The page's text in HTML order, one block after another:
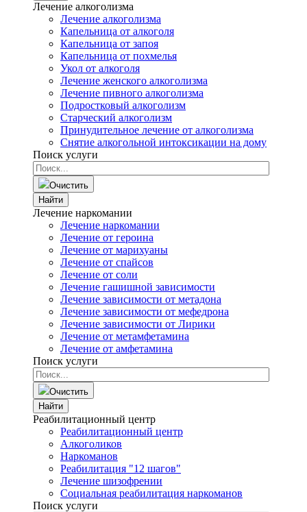
Лечение алкоголизма
Лечение алкоголизма
Капельница от алкоголя
Капельница от запоя
Капельница от похмелья
Укол от алкоголя
Лечение женского алкоголизма
Лечение пивного алкоголизма
Подростковый алкоголизм
Старческий алкоголизм
Принудительное лечение от алкоголизма
Снятие алкогольной интоксикации на дому
Поиск услуги
Очистить
Найти
Лечение наркомании
Лечение наркомании
Лечение от героина
Лечение от марихуаны
Лечение от спайсов
Лечение от соли
Лечение гашишной зависимости
Лечение зависимости от метадона
Лечение зависимости от мефедрона
Лечение зависимости от Лирики
Лечение от метамфетамина
Лечение от амфетамина
Поиск услуги
Очистить
Найти
Реабилитационный центр
Реабилитационный центр
Алкоголиков
Наркоманов
Реабилитация "12 шагов"
Лечение шизофрении
Социальная реабилитация наркоманов
Поиск услуги